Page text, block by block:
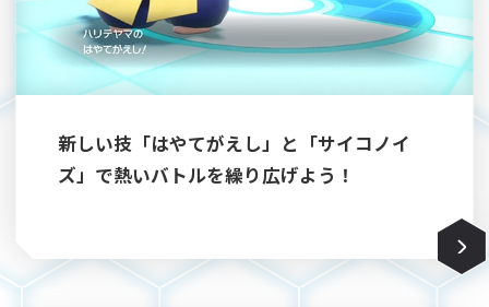
新しい技「はやてがえし」と「サイコノイ
ズ」で熱いバトルを繰り広げよう！